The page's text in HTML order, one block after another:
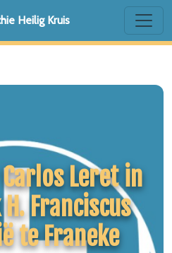
Heilig Kruis
Leret in
Franciscus
te Franeke